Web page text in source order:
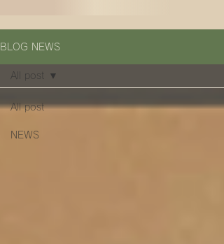
BLOG NEWS
All post
NEWS
All post